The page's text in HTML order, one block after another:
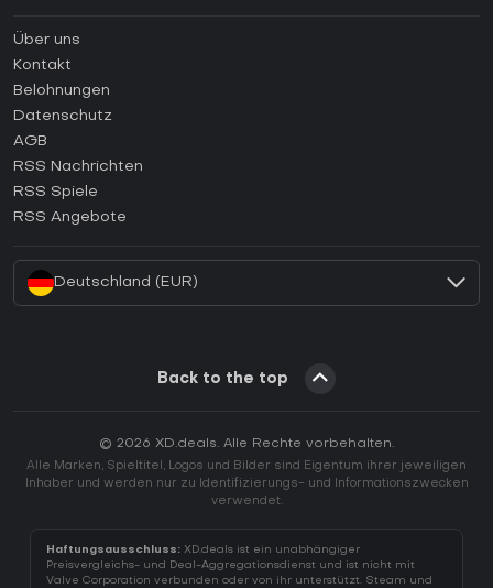
Anleitungen
Wie aktiviert man einen Steam CD Key?
Wie aktiviert man einen Epic Games CD Key?
Wie aktiviert man einen GOG CD Key?
Wie aktiviert man einen Ubisoft Connect CD Key?
Über uns
Kontakt
Belohnungen
Datenschutz
AGB
RSS Nachrichten
RSS Spiele
RSS Angebote
Deutschland (EUR)
Back to the top
© 2026 XD.deals. Alle Rechte vorbehalten.
Alle Marken, Spieltitel, Logos und Bilder sind Eigentum ihrer jeweiligen
Inhaber und werden nur zu Identifizierungs- und Informationszwecken
verwendet.
Haftungsausschluss: XD.deals ist ein unabhängiger
Preisvergleichs- und Deal-Aggregationsdienst und ist nicht mit
Valve Corporation verbunden oder von ihr unterstützt. Steam und